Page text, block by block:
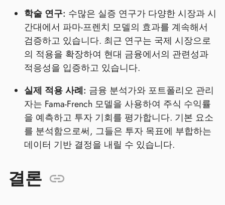
학술 연구: 수많은 실증 연구가 다양한 시장과 시
간대에서 파마-프렌치 모델의 효과를 계속해서
검증하고 있습니다. 최근 연구는 국제 시장으로
의 적용을 확장하여 현대 금융에서의 관련성과
적응성을 입증하고 있습니다.
실제 적용 사례: 금융 분석가와 포트폴리오 관리
자는 Fama-French 모델을 사용하여 주식 수익률
을 예측하고 투자 기회를 평가합니다. 기본 요소
를 분석함으로써, 그들은 투자 목표에 부합하는
데이터 기반 결정을 내릴 수 있습니다.
결론